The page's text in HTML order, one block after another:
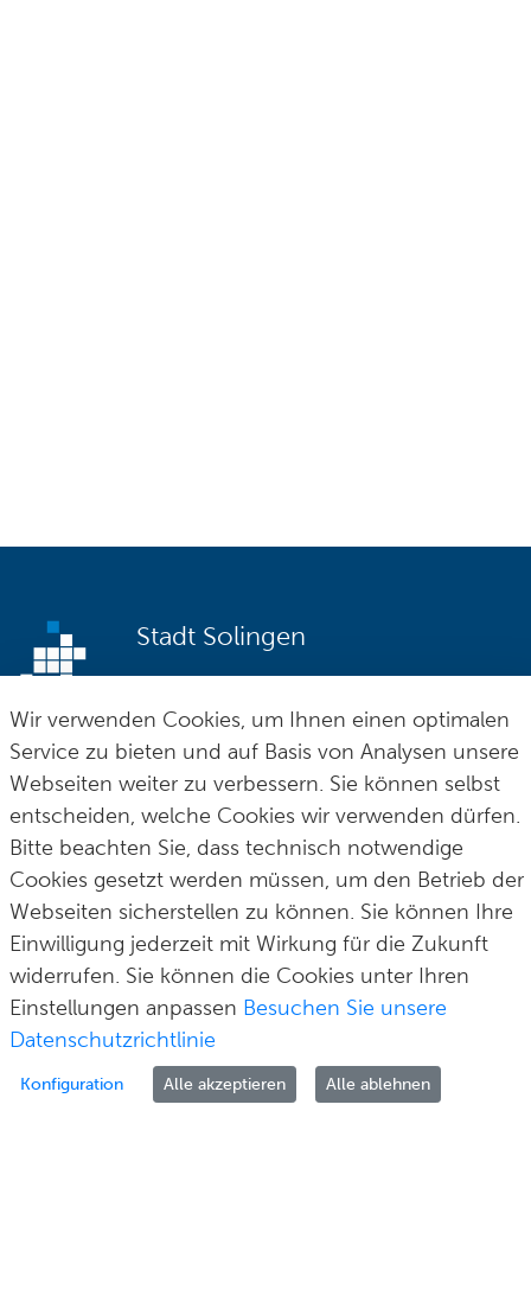
Stadt Solingen
42601 Solingen
fax0 212 290–2109
post@solingen.de
© Stadt Solingen 2026
Hilfe & KontaktImpressumDatenschutzCookie-Richtlinie
Wir verwenden Cookies, um Ihnen einen optimalen
Service zu bieten und auf Basis von Analysen unsere
Webseiten weiter zu verbessern. Sie können selbst
entscheiden, welche Cookies wir verwenden dürfen.
Bitte beachten Sie, dass technisch notwendige
Cookies gesetzt werden müssen, um den Betrieb der
Webseiten sicherstellen zu können. Sie können Ihre
Einwilligung jederzeit mit Wirkung für die Zukunft
widerrufen. Sie können die Cookies unter Ihren
Einstellungen anpassen Besuchen Sie unsere
Datenschutzrichtlinie
Konfiguration Alle akzeptieren Alle ablehnen